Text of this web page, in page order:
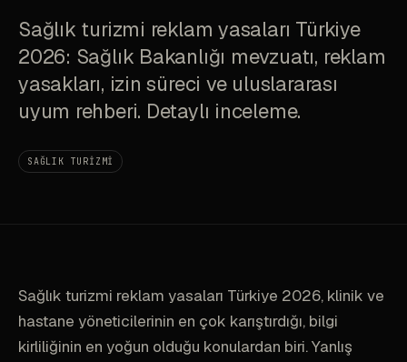
Sağlık turizmi reklam yasaları Türkiye
2026: Sağlık Bakanlığı mevzuatı, reklam
yasakları, izin süreci ve uluslararası
uyum rehberi. Detaylı inceleme.
SAĞLIK TURIZMI
Sağlık turizmi reklam yasaları Türkiye 2026, klinik ve
hastane yöneticilerinin en çok karıştırdığı, bilgi
kirliliğinin en yoğun olduğu konulardan biri. Yanlış